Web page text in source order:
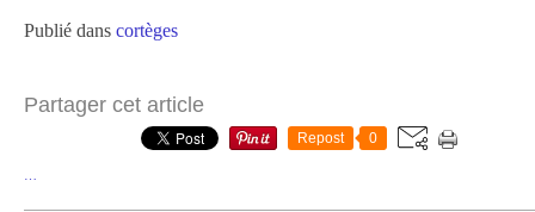
Publié dans cortèges
Partager cet article
Repost 0